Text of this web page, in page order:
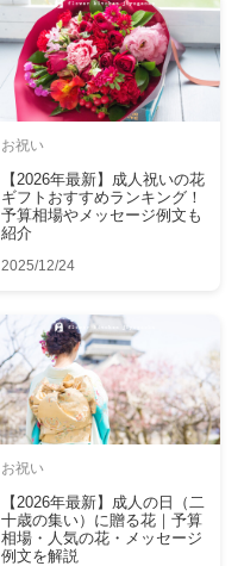
お祝い
【2026年最新】成人祝いの花
ギフトおすすめランキング！
予算相場やメッセージ例文も
紹介
2025/12/24
お祝い
【2026年最新】成人の日（二
十歳の集い）に贈る花｜予算
相場・人気の花・メッセージ
例文を解説